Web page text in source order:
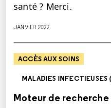
santé ? Merci.
JANVIER 2022
ACCÈS AUX SOINS
MALADIES
Moteur de recherche